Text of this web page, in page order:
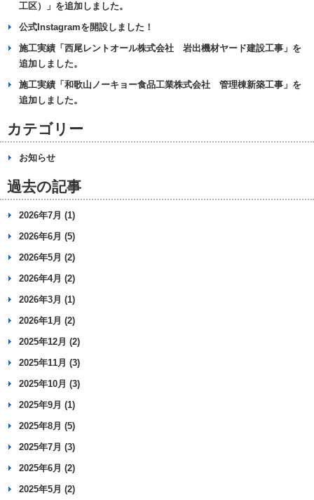
工区）」を追加しました。
公式Instagramを開設しました！
施工実績「西尾レントオール株式会社 岩出機材ヤード建設工事」を
追加しました。
施工実績「和歌山ノーキョー食品工業株式会社 管理棟新築工事」を
追加しました。
カテゴリー
お知らせ
過去の記事
2026年7月 (1)
2026年6月 (5)
2026年5月 (2)
2026年4月 (2)
2026年3月 (1)
2026年1月 (2)
2025年12月 (2)
2025年11月 (3)
2025年10月 (3)
2025年9月 (1)
2025年8月 (5)
2025年7月 (3)
2025年6月 (2)
2025年5月 (2)